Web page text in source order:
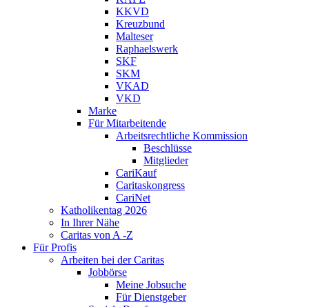
KKVD
Kreuzbund
Malteser
Raphaelswerk
SKF
SKM
VKAD
VKD
Marke
Für Mitarbeitende
Arbeitsrechtliche Kommission
Beschlüsse
Mitglieder
CariKauf
Caritaskongress
CariNet
Katholikentag 2026
In Ihrer Nähe
Caritas von A -Z
Für Profis
Arbeiten bei der Caritas
Jobbörse
Meine Jobsuche
Für Dienstgeber